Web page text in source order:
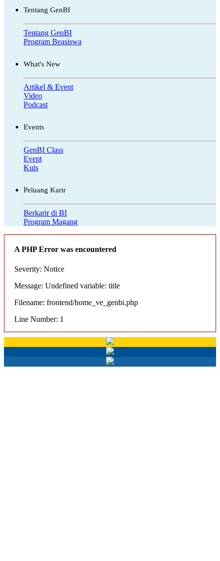
Tentang GenBI
Tentang GenBI
Program Beasiswa
What's New
Artikel & Event
Video
Podcast
Events
GenBI Class
Event
Kuis
Peluang Karir
Berkarir di BI
Program Magang
A PHP Error was encountered
Severity: Notice
Message: Undefined variable: title
Filename: frontend/home_ve_genbi.php
Line Number: 1